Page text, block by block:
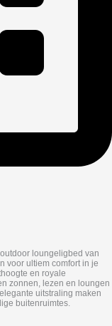
loungeligbed van
voor ultiem comfort in je
en royale
zonnen, lezen en loungen
uitstraling maken
buitenruimtes.